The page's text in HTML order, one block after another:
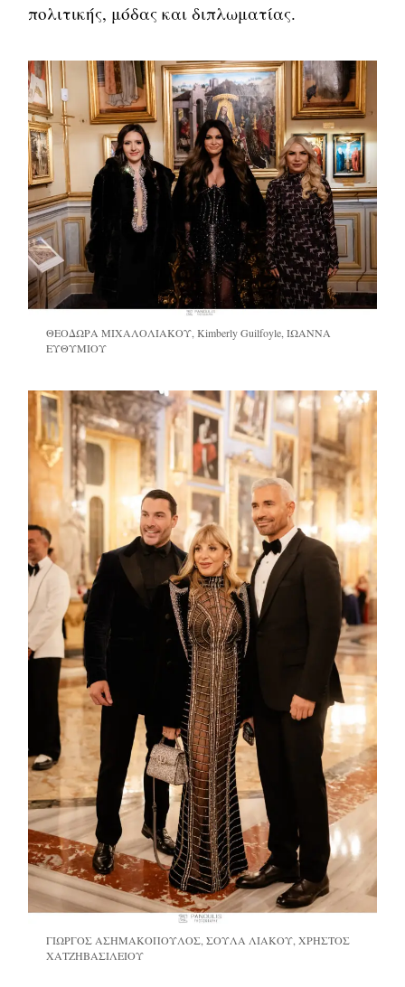
πολιτικής, μόδας και διπλωματίας.
ΘΕΟΔΩΡΑ ΜΙΧΑΛΟΛΙΑΚΟΥ, Kimberly Guilfoyle, ΙΩΑΝΝΑ
ΕΥΘΥΜΙΟΥ
ΓΙΩΡΓΟΣ ΑΣΗΜΑΚΟΠΟΥΛΟΣ, ΣΟΥΛΑ ΛΙΑΚΟΥ, ΧΡΗΣΤΟΣ
ΧΑΤΖΗΒΑΣΙΛΕΙΟΥ